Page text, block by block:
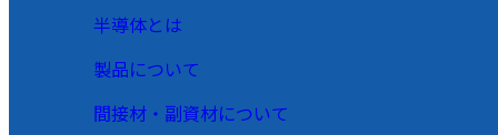
半導体とは
製品について
間接材・副資材について